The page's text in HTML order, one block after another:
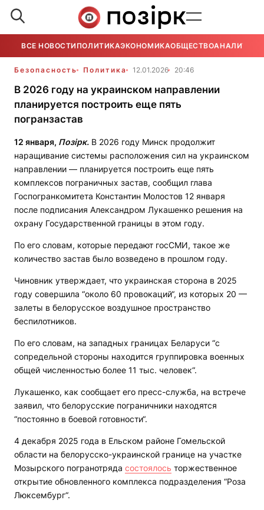
ВСЕ НОВОСТИ ПОЛИТИКАЭКОНОМИКАОБЩЕСТВОАНАЛИТИКА
Безопасность Политика 12.01.2026 20:46
В 2026 году на украинском направлении
планируется построить еще пять
погранзастав
12 января, Позірк. В 2026 году Минск продолжит
наращивание системы расположения сил на украинском
направлении — планируется построить еще пять
комплексов пограничных застав, сообщил глава
Госпогранкомитета Константин Молостов 12 января
после подписания Александром Лукашенко решения на
охрану Государственной границы в этом году.
По его словам, которые передают госСМИ, такое же
количество застав было возведено в прошлом году.
Чиновник утверждает, что украинская сторона в 2025
году совершила “около 60 провокаций“, из которых 20 —
залеты в белорусское воздушное пространство
беспилотников.
По его словам, на западных границах Беларуси “с
сопредельной стороны находится группировка военных
общей численностью более 11 тыс. человек“.
Лукашенко, как сообщает его пресс-служба, на встрече
заявил, что белорусские пограничники находятся
“постоянно в боевой готовности“.
4 декабря 2025 года в Ельском районе Гомельской
области на белорусско-украинской границе на участке
Мозырского погранотряда состоялось торжественное
открытие обновленного комплекса подразделения “Роза
Люксембург“.